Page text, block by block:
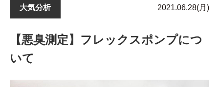
大気分析 2021.06.28(月)
【悪臭測定】フレックスポンプにつ
いて